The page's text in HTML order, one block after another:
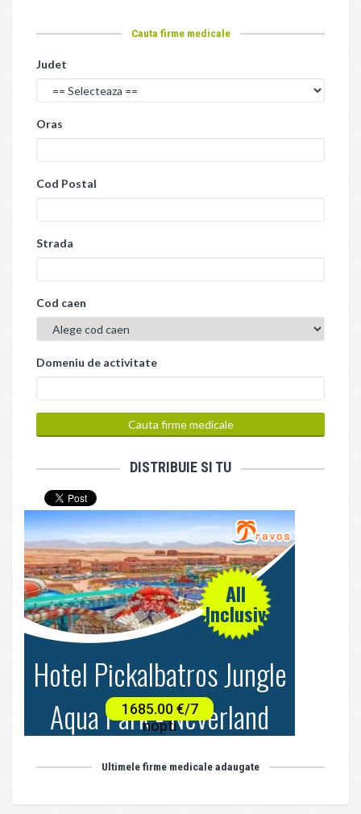
Cauta firme medicale
Judet
Oras
Cod Postal
Strada
Cod caen
Domeniu de activitate
DISTRIBUIE SI TU
Ultimele firme medicale adaugate